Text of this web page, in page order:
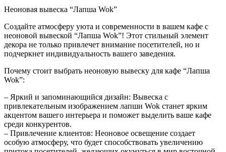
Неоновая вывеска “Лапша Wok”
Создайте атмосферу уюта и современности в вашем кафе с
неоновой вывеской “Лапша Wok”! Этот стильный элемент
декора не только привлечет внимание посетителей, но и
подчеркнет индивидуальность вашего заведения.
Почему стоит выбрать неоновую вывеску для кафе “Лапша
Wok”:
– Яркий и запоминающийся дизайн: Вывеска с
привлекательным изображением лапши Wok станет ярким
акцентом вашего интерьера и поможет выделить ваше кафе
среди конкурентов.
– Привлечение клиентов: Неоновое освещение создает
особую атмосферу, что будет способствовать увеличению